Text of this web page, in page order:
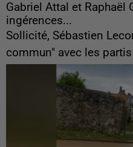
Gabriel Attal et Raphaël
ingérences...
Sollicité, Sébastien
commun" avec les